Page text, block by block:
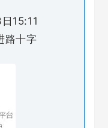
15:11
路十字